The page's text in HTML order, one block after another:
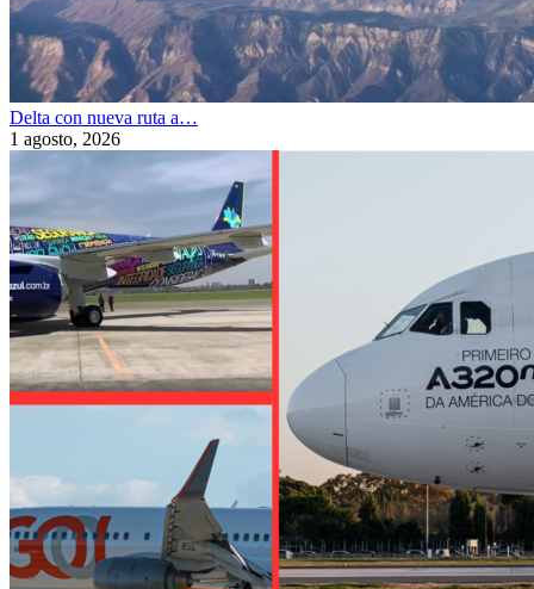
Delta con nueva ruta a…
1 agosto, 2026